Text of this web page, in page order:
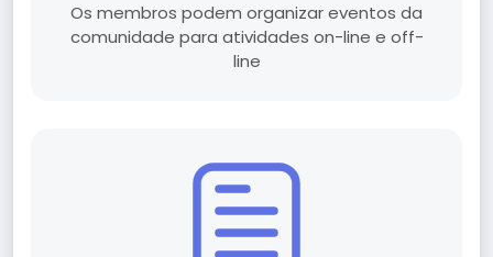
Os membros podem organizar eventos da
comunidade para atividades on-line e off-
line